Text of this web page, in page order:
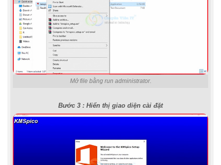
Mở file bằng run administrator.
Bước 3 : Hiển thị giao diện cài đặt